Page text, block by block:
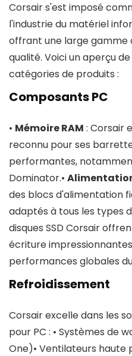
Corsair s'est imposé
l'industrie du matériel
offrant une large gamme
qualité. Voici un aperçu
catégories de produits :
Composants PC
• Mémoire RAM : Corsair
reconnu pour ses
performantes,
Dominator.•
des blocs d'alimentation
adaptés à tous les types
disques SSD Corsair
écriture
performances globales
Refroidissement
Corsair excelle dans les
pour PC : • Systèmes de
One)• Ventilateurs haute